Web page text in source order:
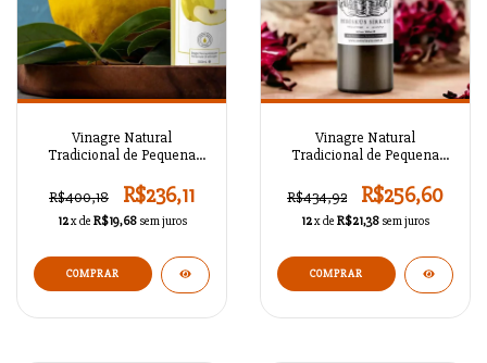
Vinagre Natural
Tradicional de Pequena
R$400,18
R$236,11
12x de R$19,68 sem juros
COMPRAR
Vinagre Natural
Tradicional de Pequena
R$434,92
R$256,60
12x de R$21,38 sem juros
COMPRAR